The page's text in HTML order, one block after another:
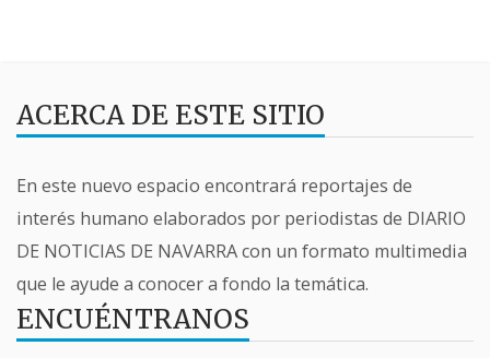
ACERCA DE ESTE SITIO
En este nuevo espacio encontrará reportajes de
interés humano elaborados por periodistas de DIARIO
DE NOTICIAS DE NAVARRA con un formato multimedia
que le ayude a conocer a fondo la temática.
ENCUÉNTRANOS